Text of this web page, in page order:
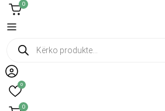
0
Products
search
0
0